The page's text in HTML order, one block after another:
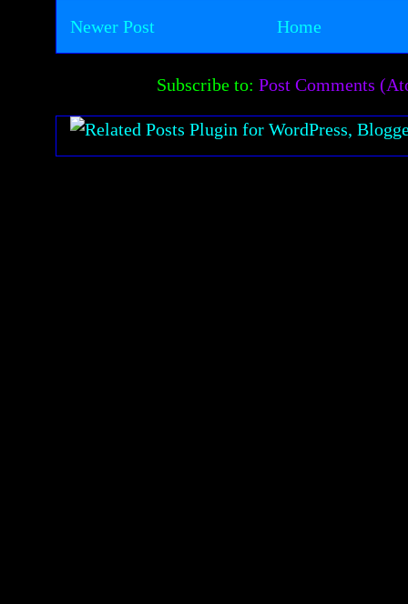
Newer Post Home
Subscribe to:Post Comments